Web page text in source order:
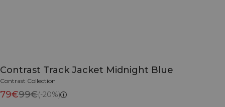
Contrast Track Jacket Midnight Blue
Contrast Collection
79€99€(-20%)